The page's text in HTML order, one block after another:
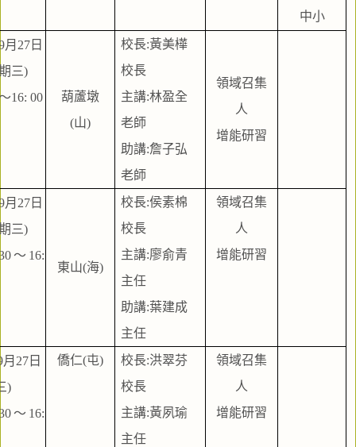
中小
月27日
三)
16: 00
葫蘆墩
(山)
校長:黃美樺
校長
主講:林盈全
老師
助講:詹子弘
老師
領域召集
人
增能研習
月27日
三)
～16:
東山(海)
校長:侯素棉
校長
主講:廖俞青
主任
助講:葉建成
主任
領域召集
人
增能研習
27日
)
～16:
僑仁(屯)
校長:洪翠芬
校長
主講:黃夙瑜
主任
領域召集
人
增能研習